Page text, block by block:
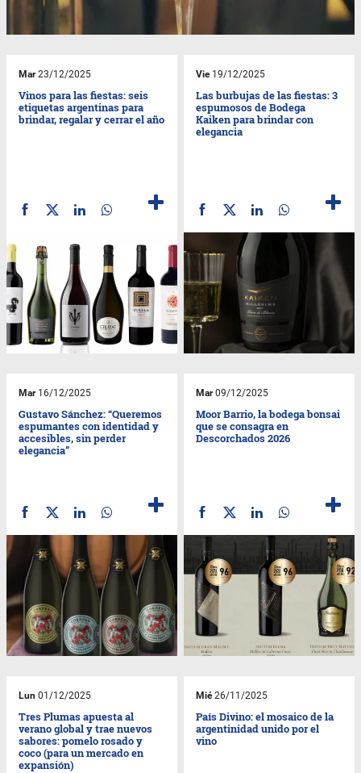
Mar23/12/2025
Vinos para las fiestas: seis
etiquetas argentinas para
brindar, regalar y cerrar el año
Vie19/12/2025
Las burbujas de las fiestas: 3
espumosos de Bodega
Kaiken para brindar con
elegancia
Mar16/12/2025
Gustavo Sánchez: “Queremos
espumantes con identidad y
accesibles, sin perder
elegancia”
Mar09/12/2025
Moor Barrio, la bodega bonsai
que se consagra en
Descorchados 2026
Lun 01/12/2025
Tres Plumas apuesta al
verano global y trae nuevos
sabores: pomelo rosado y
coco (para un mercado en
expansión)
Mié26/11/2025
País Divino: el mosaico de la
argentinidad unido por el
vino